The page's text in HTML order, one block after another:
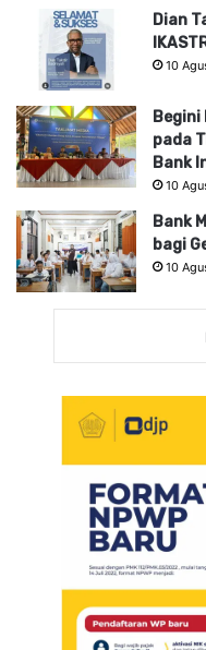
Dian
10
pada
Bank
10
Bank
bagi
10